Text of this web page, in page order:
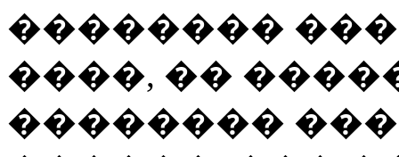
��������
����, ��
��������